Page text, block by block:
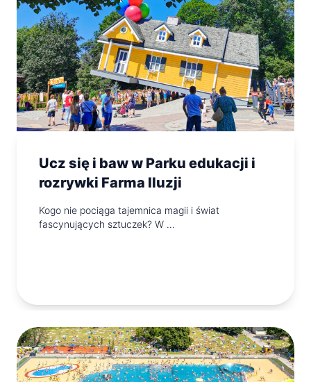
Ucz się i baw w Parku edukacji i
rozrywki Farma Iluzji
Kogo nie pociąga tajemnica magii i świat
fascynujących sztuczek? W …